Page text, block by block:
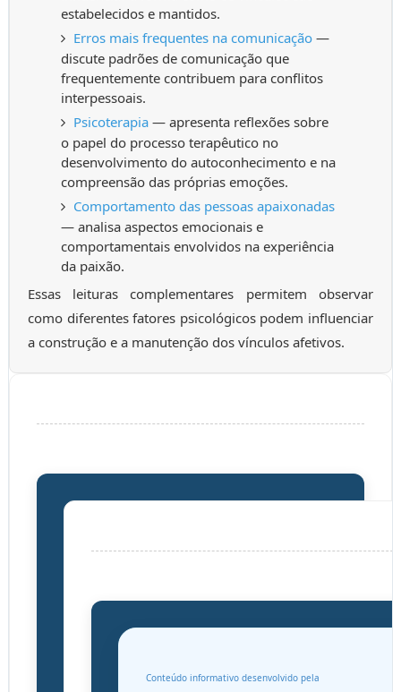
estabelecidos e mantidos.
Erros mais frequentes na comunicação—
discute padrões de comunicação que
frequentemente contribuem para conflitos
interpessoais.
Psicoterapia— apresenta reflexões sobre
o papel do processo terapêutico no
desenvolvimento do autoconhecimento e na
compreensão das próprias emoções.
Comportamento das pessoas apaixonadas
— analisa aspectos emocionais e
comportamentais envolvidos na experiência
da paixão.
Essas leituras complementares permitem observar
como diferentes fatores psicológicos podem influenciar
a construção e a manutenção dos vínculos afetivos.
Conteúdo informativo desenvolvido pela